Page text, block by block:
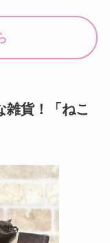
雑貨！「ねこ